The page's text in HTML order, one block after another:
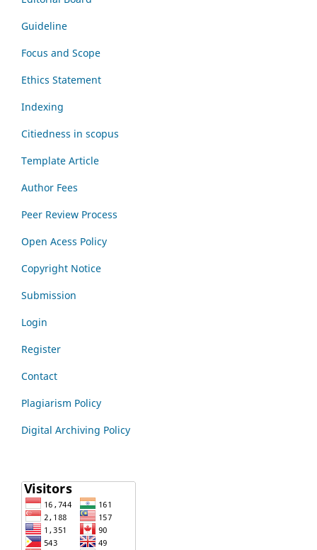
Guideline
Focus and Scope
Ethics Statement
Indexing
Citiedness in scopus
Template Article
Author Fees
Peer Review Process
Open Acess Policy
Copyright Notice
Submission
Login
Register
Contact
Plagiarism Policy
Digital Archiving Policy